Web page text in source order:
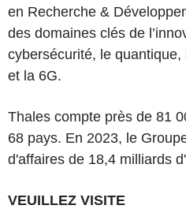
en Recherche &
des domaines clés de
cybersécurité, le
et la 6G.
Thales compte près de 81
68 pays. En 2023, le
d'affaires de 18,4 milliards
VEUILLEZ VISITE